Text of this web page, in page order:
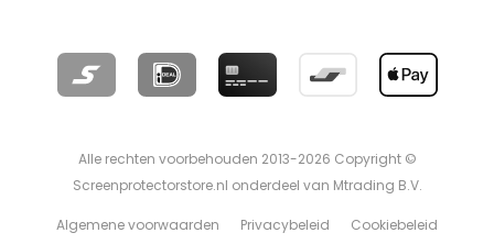
Alle rechten voorbehouden 2013-2026 Copyright ©
Screenprotectorstore.nl onderdeel van Mtrading B.V.
Algemene voorwaarden Privacybeleid Cookiebeleid